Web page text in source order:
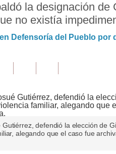
la designación
no existía
Defensoría del Pueblo por
defendió la elección de
alegando que el caso fue